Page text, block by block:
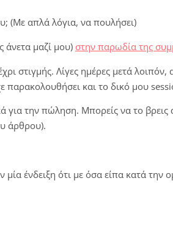
(Με απλά λόγια, να πουλήσει)
άνετα μαζί μου) στην παρωδία της
στιγμής. Λίγες ημέρες μετά λοιπόν,
παρακολουθήσει και το δικό μου
την πώληση. Μπορείς να το βρεις
άρθρου).
ένδειξη ότι με όσα είπα κατά την